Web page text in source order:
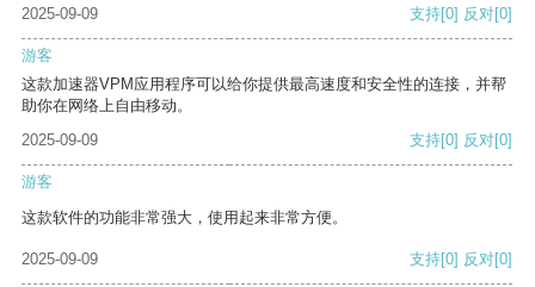
2025-09-09
支持[0] 反对[0]
游客
这款加速器VPM应用程序可以给你提供最高速度和安全性的连接，并帮
助你在网络上自由移动。
2025-09-09
支持[0] 反对[0]
游客
这款软件的功能非常强大，使用起来非常方便。
2025-09-09 支持[0] 反对[0]